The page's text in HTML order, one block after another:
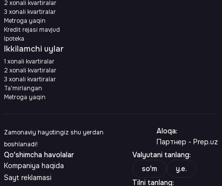
2 xonali kvartiralar
3 xonali kvartiralar
Metroga yaqin
Kredit rejasi mavjud
Ipoteka
Ikkilamchi uylar
1 xonali kvartiralar
2 xonali kvartiralar
3 xonali kvartiralar
Ta'mirlangan
Metroga yaqin
Zamonaviy hayotingiz shu yerdan
boshlanadi!
Aloqa:
Партнер - Prep.uz
Qo'shimcha havolalar
Kompaniya haqida
Sayt reklamasi
Valyutani tanlang:
so'm
y.e.
Tilni tanlang: